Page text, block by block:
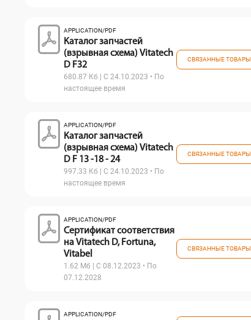
APPLICATION/PDF
Каталог запчастей
(взрывная схема) Vitatech
D F32
680.87 Кб | С 24.10.2023 • По
настоящее время
СВЯЗАННЫЕ ТОВАРЫ
APPLICATION/PDF
Каталог запчастей
(взрывная схема) Vitatech
D F 13 -18 - 24
997.33 Кб | С 24.10.2023 • По
настоящее время
СВЯЗАННЫЕ ТОВАРЫ
APPLICATION/PDF
Сертификат соответствия
на Vitatech D, Fortuna,
Vitabel
1.62 Мб | С 08.12.2023 • По
07.12.2028
СВЯЗАННЫЕ ТОВАРЫ
APPLICATION/PDF